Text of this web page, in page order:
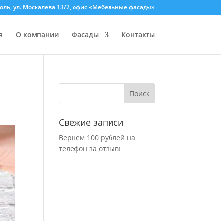
ул. Москалева 13/2, офис «Мебельные фасады»
О компании Фасады Контакты
Свежие записи
Вернем 100 рублей на
телефон за отзыв!